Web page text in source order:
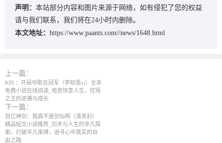
声明： 本站部分内容和图片来源于网络，如有侵犯了您的权益
请与我们联系，我们将在24小时内删除。
本文地址： https://www.paants.com//news/1648.html
上一篇：
KPL：开局夺取总冠军（李知恩xi）全本
免费小说在线阅读_电竞快意人生，控场
之王的逆袭与成长
下一篇：
百亿神剑：我真不是剑仙啊（清茶封）
精品短文小说推荐_剑术与人生的非凡探
索，打破平凡束缚，追寻心中真实的自
由之路